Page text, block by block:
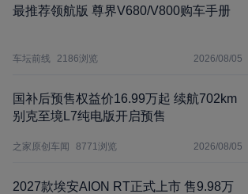
最推荐领航版 尊界V680/V800购车手册
车坛前线 2186浏览 2026/08/05
国补后预售权益价16.99万起 续航702km
别克至境L7纯电版开启预售
之家原创车闻 8771浏览 2026/08/05
2027款埃安AION RT正式上市 售9.98万